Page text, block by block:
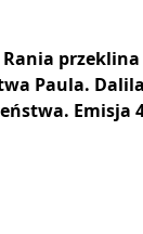
Paula.
Emisja